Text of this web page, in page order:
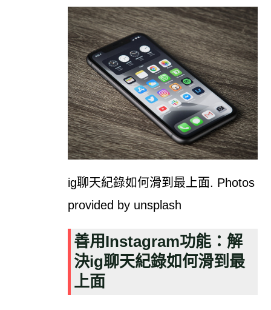
ig聊天紀錄如何滑到最上面. Photos
provided by unsplash
善用Instagram功能：解
決ig聊天紀錄如何滑到最
上面